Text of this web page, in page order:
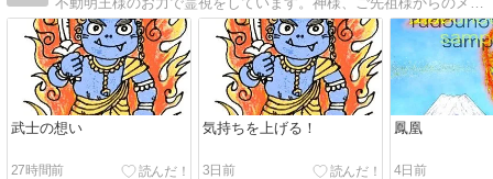
武士の想い
27時間前
気持ちを上げる！
3日前
鳳凰
4日前